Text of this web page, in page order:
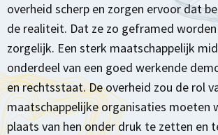
overheid scherp en zorgen ervoor dat
de realiteit. Dat ze zo geframed
zorgelijk. Een sterk maatschappelijk
onderdeel van een goed werkende
en rechtsstaat. De overheid zou de rol
maatschappelijke organisaties moeten
plaats van hen onder druk te zetten en